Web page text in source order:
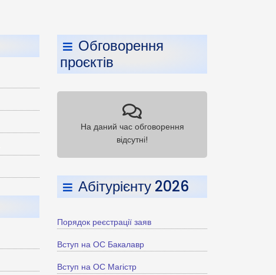
Обговорення
проєктів
На даний час обговорення
відсутні!
Абітурієнту 2026
Порядок реєстрації заяв
Вступ на ОС Бакалавр
Вступ на ОС Магістр